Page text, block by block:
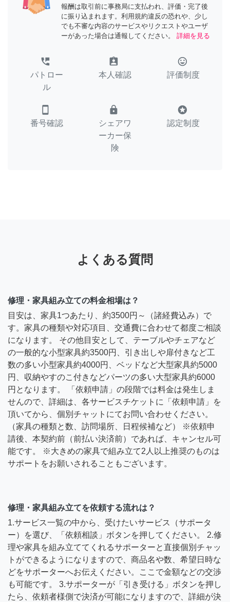
報酬は取引前に事務局に支払われ、評価・完了後
に振り込まれます。利用規約違反の恐れや、少し
でも不審な内容のサービスやリクエストやユーザ
ーがあった場合は通報してください。
詳細を見る
perm_phone_msg
パトロー
ル
assignment_ind
本人確認
tag_faces
評価制度
smartphone
番号確認
lock
シェアワ
ーカー保
険
stars
認定制度
よくある質問
修理・家具組み立ての料金相場は？
目安は、家具1つあたり、約3500円～（諸経費込み）で
す。家具の種類や対応項目、交通費に合わせて都度ご相談
になります。 その他目安として、テーブルやチェアなど
の一般的な小型家具約3500円、引き出しや扉付きなど工
数の多い小型家具約4000円、ベッドなど大型家具約5000
円、収納やすのこ付きなどパーツの多い大型家具約6000
円となります。 「依頼申請」の段階では料金は発生しま
せんので、詳細は、各サービスチケットに「依頼申請」を
頂いてから、個別チャットにてお問い合わせください。
（家具の種類と数、訪問場所、日程候補など） ※依頼申
請後、本契約前（前払い決済前）であれば、キャンセル可
能です。 ※大きめの家具で組み立て2人以上推奨のものは
サポートをお願いされることもございます。
修理・家具組み立てを依頼する流れは？
1.サービス一覧の中から、受けたいサービス（サポータ
ー）を選び、「依頼相談」ボタンを押してください。 2.修
理や家具を組み立ててくれるサポーターと直接個別チャッ
トができるようになりますので、商品名や数、希望日時な
どをサポーターへお伝えください。ここで金額などの交渉
も可能です。 3.サポーターが「引き受ける」ボタンを押し
たら、依頼者様側で決済が可能になりますので、詳細が決